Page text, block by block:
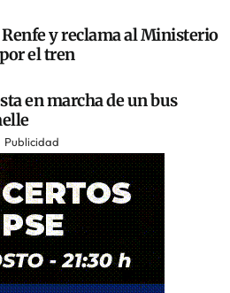
y reclama al Ministerio
el tren
en marcha de un bus
Publicidad